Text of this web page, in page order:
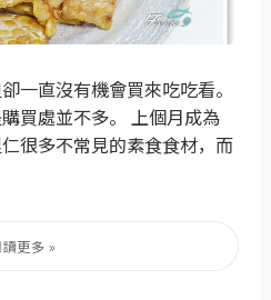
一直沒有機會買來吃吃看。
買處並不多。 上個月成為
很多不常見的素食食材，而